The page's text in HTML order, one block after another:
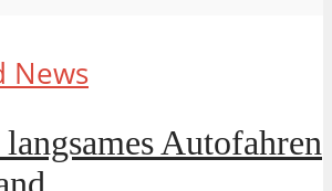
News
Autofahren